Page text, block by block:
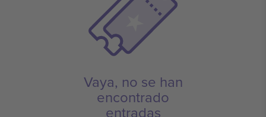
Vaya, no se han
encontrado
entradas